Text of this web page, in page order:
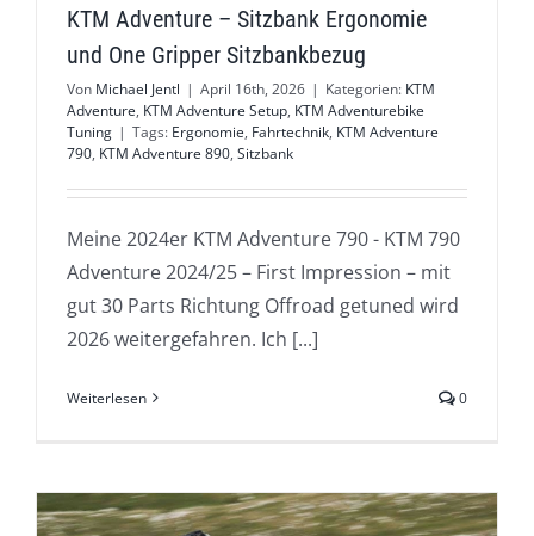
KTM Adventure – Sitzbank Ergonomie
und One Gripper Sitzbankbezug
Von Michael Jentl | April 16th, 2026 | Kategorien: KTM
Adventure, KTM Adventure Setup, KTM Adventurebike
Tuning | Tags: Ergonomie, Fahrtechnik, KTM Adventure
790, KTM Adventure 890, Sitzbank
Meine 2024er KTM Adventure 790 - KTM 790
Adventure 2024/25 – First Impression – mit
gut 30 Parts Richtung Offroad getuned wird
2026 weitergefahren. Ich [...]
Weiterlesen 0